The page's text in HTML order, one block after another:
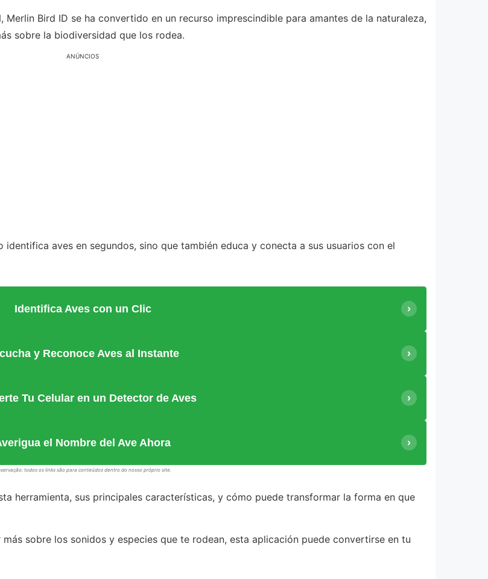
Bird ID se ha convertido en un recurso imprescindible para amantes de la naturaleza,
sobre la biodiversidad que los rodea.
ANÚNCIOS
aves en segundos, sino que también educa y conecta a sus usuarios con el
Identifica Aves con un Clic
y Reconoce Aves al Instante
Tu Celular en un Detector de Aves
el Nombre del Ave Ahora
todos os links são para conteúdos dentro do nosso próprio site.
herramienta, sus principales características, y cómo puede transformar la forma en que
sobre los sonidos y especies que te rodean, esta aplicación puede convertirse en tu